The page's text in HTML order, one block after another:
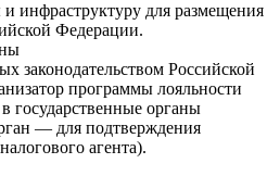
инфраструктуру для размещения
Федерации.
законодательством Российской
программы лояльности
государственные органы
— для подтверждения
агента).